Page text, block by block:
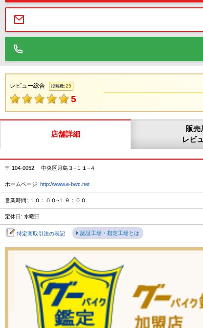
レビュー総合 投稿数:29
5
店舗詳細
販売
レビ
〒 104-0052 中央区月島３−１１−４
ホームページ: http://www.e-bwc.net
営業時間: １０：００~１９：００
定休日: 水曜日
特定商取引法の表記 認証工場・指定工場とは